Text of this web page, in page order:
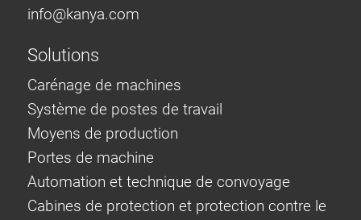
info@kanya.com
Solutions
Carénage de machines
Système de postes de travail
Moyens de production
Portes de machine
Automation et technique de convoyage
Cabines de protection et protection contre le